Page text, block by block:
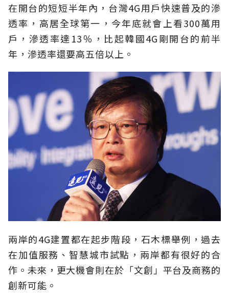
在開台的短短半年內，台灣4G用戶快速普及的滲
透率，高居全球第一，今年底就會上看300萬用
戶，滲透率達13％，比起韓國4G剛開台的前半
年，滲透率還要高五倍以上。
兩岸的4G建置都在起步階段，石木標舉例，過去
在加值服務、智慧城市試點，兩岸都有很好的合
作。未來，更大機會則在於「文創」平台及商務的
創新可能。